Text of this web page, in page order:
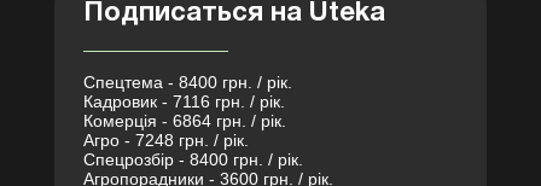
Подписаться на Uteka
Спецтема - 8400 грн. / рік.
Кадровик - 7116 грн. / рік.
Комерція - 6864 грн. / рік.
Агро - 7248 грн. / рік.
Спецрозбір - 8400 грн. / рік.
Агропорадники - 3600 грн. / рік.